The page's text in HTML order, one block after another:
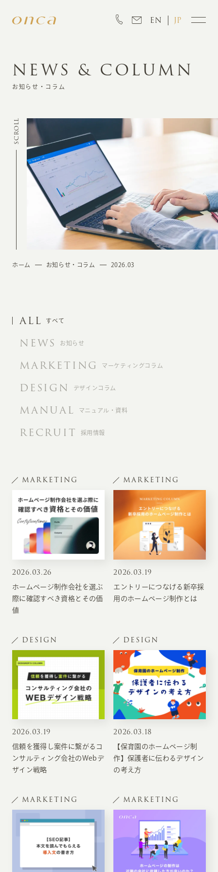
EN JP
INFORMATION
CREATION
MARKETING
NEWS & COLUMN
お知らせ・コラム
SCROLL
ホーム お知らせ・コラム 2026.03
ALL すべて
NEWS お知らせ
MARKETING マーケティングコラム
DESIGN デザインコラム
MANUAL マニュアル・資料
RECRUIT 採用情報
MARKETING
2026.03.26
ホームページ制作会社を選ぶ
際に確認すべき資格とその価
値
MARKETING
2026.03.19
エントリーにつなげる新卒採
用のホームページ制作とは
DESIGN
2026.03.19
信頼を獲得し案件に繋がるコ
ンサルティング会社のWebデ
ザイン戦略
DESIGN
2026.03.18
【保育園のホームページ制
作】保護者に伝わるデザイン
の考え方
MARKETING MARKETING